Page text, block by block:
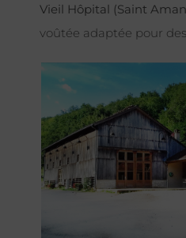
Vieil Hôpital (Saint
voûtée adaptée pour